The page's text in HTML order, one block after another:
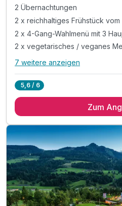
2 Übernachtungen
2 x reichhaltiges Frühstück vom
2 x 4-Gang-Wahlmenü mit 3
2 x vegetarisches / veganes
Alle Inklusivleistungen
2 x reichhaltiges Frühstück vom
2 x vegetarisches / veganes
inkl. Eintritt Alpentherme Gastein
inkl. Nutzung des neuen Celtic
inkl. Bademantel, Badetücher
inkl. Nutzung des Fitnessraums
inkl. Transfer vom & zum
7 weitere anzeigen
5,6 / 6
Zum